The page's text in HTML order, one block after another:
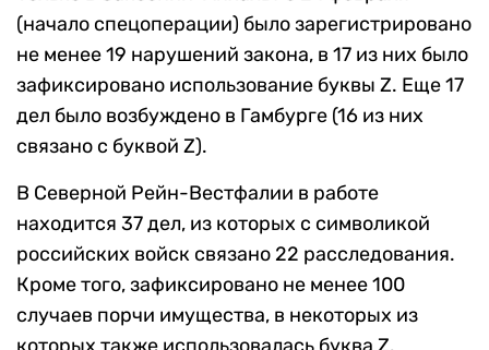
(начало спецоперации) было зарегистрировано
не менее 19 нарушений закона, в 17 из них было
зафиксировано использование буквы Z. Еще 17
дел было возбуждено в Гамбурге (16 из них
связано с буквой Z).
В Северной Рейн-Вестфалии в работе
находится 37 дел, из которых с символикой
российских войск связано 22 расследования.
Кроме того, зафиксировано не менее 100
случаев порчи имущества, в некоторых из